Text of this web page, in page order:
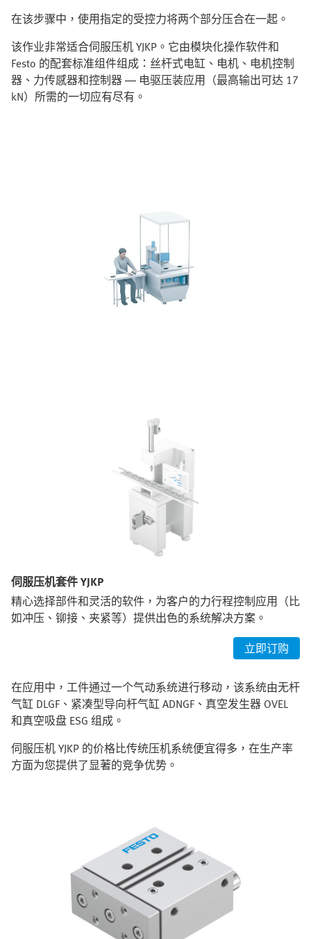
在该步骤中，使用指定的受控力将两个部分压合在一起。
该作业非常适合伺服压机 YJKP。它由模块化操作软件和
Festo 的配套标准组件组成：丝杆式电缸、电机、电机控制
器、力传感器和控制器 — 电驱压装应用（最高输出可达 17
kN）所需的一切应有尽有。
伺服压机套件 YJKP
精心选择部件和灵活的软件，为客户的力行程控制应用（比
如冲压、铆接、夹紧等）提供出色的系统解决方案。
立即订购
在应用中，工件通过一个气动系统进行移动，该系统由无杆
气缸 DLGF、紧凑型导向杆气缸 ADNGF、真空发生器 OVEL
和真空吸盘 ESG 组成。
伺服压机 YJKP 的价格比传统压机系统便宜得多，在生产率
方面为您提供了显著的竞争优势。